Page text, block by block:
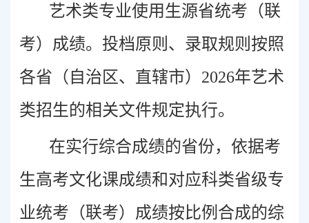
艺术类专业使用生源省统考（联
考）成绩。投档原则、录取规则按照
各省（自治区、直辖市）2026年艺术
类招生的相关文件规定执行。
在实行综合成绩的省份，依据考
生高考文化课成绩和对应科类省级专
业统考（联考）成绩按比例合成的综